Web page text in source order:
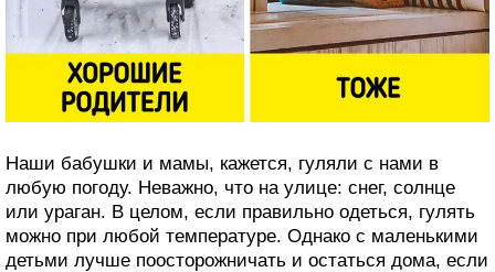
Наши бабушки и мамы, кажется, гуляли с нами в
любую погоду. Неважно, что на улице: снег, солнце
или ураган. В целом, если правильно одеться, гулять
можно при любой температуре. Однако с маленькими
детьми лучше поосторожничать и остаться дома, если